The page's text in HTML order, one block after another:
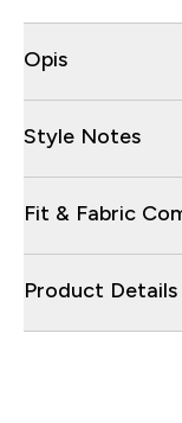
Opis
Style Notes
Fit & Fabric
Product Details